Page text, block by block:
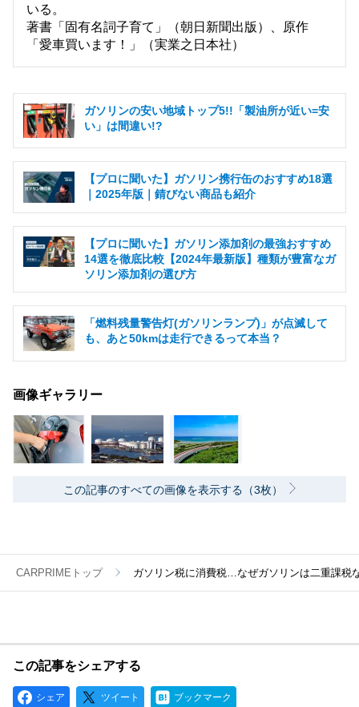
いる。
著書「固有名詞子育て」（朝日新聞出版）、原作
「愛車買います！」（実業之日本社）
ガソリンの安い地域トップ5!!「製油所が近い=安
い」は間違い!?
【プロに聞いた】ガソリン携行缶のおすすめ18選
｜2025年版｜錆びない商品も紹介
【プロに聞いた】ガソリン添加剤の最強おすすめ
14選を徹底比較【2024年最新版】種類が豊富なガ
ソリン添加剤の選び方
「燃料残量警告灯(ガソリンランプ)」が点滅して
も、あと50kmは走行できるって本当？
画像ギャラリー
この記事のすべての画像を表示する（3枚）
CARPRIMEトップ ガソリン税に消費税…なぜガソリンは二重課税
この記事をシェアする
シェア ツイート ブックマーク